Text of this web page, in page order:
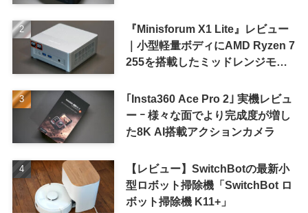
『Minisforum X1 Lite』レビュー
｜小型軽量ボディにAMD Ryzen 7
255を搭載したミッドレンジモデ
｢Insta360 Ace Pro 2｣ 実機レビュ
ー ｰ 様々な面でより完成度が増し
た8K AI搭載アクションカメラ
【レビュー】SwitchBotの最新小
型ロボット掃除機「SwitchBot ロ
ボット掃除機 K11+」